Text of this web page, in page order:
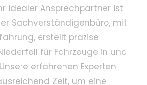
idealer Ansprechpartner ist
Sachverständigenbüro, mit
erstellt präzise
für Fahrzeuge in und
erfahrenen Experten
Zeit, um eine